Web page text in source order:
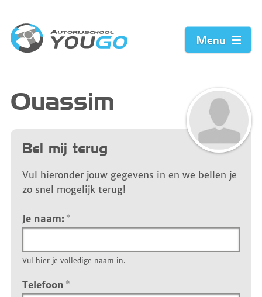
Menu
Werkwijze
Acties
Vacature
Contact
Ouassim
Bel mij terug
Vul hieronder jouw gegevens in en we bellen je
zo snel mogelijk terug!
Je naam: *
Vul hier je volledige naam in.
Telefoon *